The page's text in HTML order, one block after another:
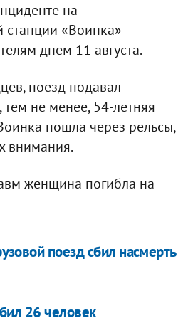
на
«Воинка»
днем 11 августа.
поезд подавал
тем не менее, 54-летняя
пошла через рельсы,
внимания.
женщина погибла на
поезд сбил насмерть
26 человек